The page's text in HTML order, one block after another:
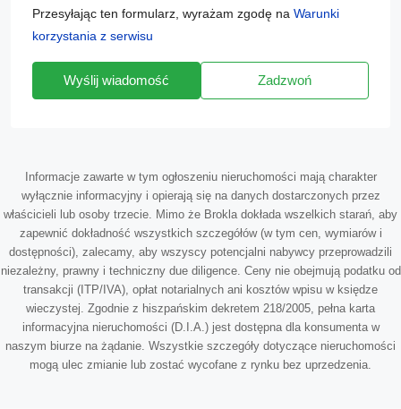
Przesyłając ten formularz, wyrażam zgodę na Warunki
korzystania z serwisu
Wyślij wiadomość Zadzwoń
Informacje zawarte w tym ogłoszeniu nieruchomości mają charakter
wyłącznie informacyjny i opierają się na danych dostarczonych przez
właścicieli lub osoby trzecie. Mimo że Brokla dokłada wszelkich starań, aby
zapewnić dokładność wszystkich szczegółów (w tym cen, wymiarów i
dostępności), zalecamy, aby wszyscy potencjalni nabywcy przeprowadzili
niezależny, prawny i techniczny due diligence. Ceny nie obejmują podatku od
transakcji (ITP/IVA), opłat notarialnych ani kosztów wpisu w księdze
wieczystej. Zgodnie z hiszpańskim dekretem 218/2005, pełna karta
informacyjna nieruchomości (D.I.A.) jest dostępna dla konsumenta w
naszym biurze na żądanie. Wszystkie szczegóły dotyczące nieruchomości
mogą ulec zmianie lub zostać wycofane z rynku bez uprzedzenia.